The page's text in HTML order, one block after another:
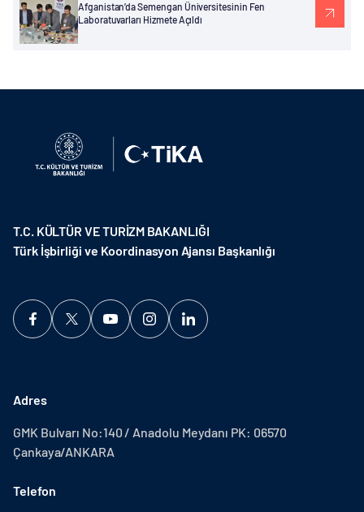
Afganistan’da Semengan Üniversitesinin Fen
Laboratuvarları Hizmete Açıldı
T.C. KÜLTÜR VE TURİZM BAKANLIĞI
Türk İşbirliği ve Koordinasyon Ajansı Başkanlığı
Adres
GMK Bulvarı No:140 / Anadolu Meydanı PK: 06570
Çankaya/ANKARA
Telefon